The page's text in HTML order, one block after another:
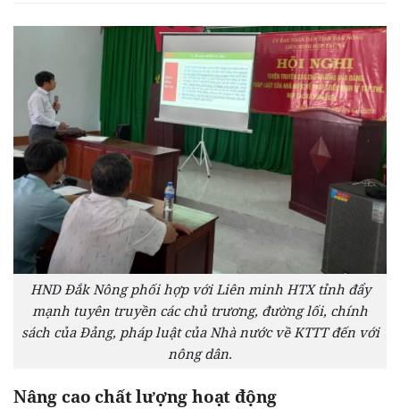
HND Đắk Nông phối hợp với Liên minh HTX tỉnh đẩy
mạnh tuyên truyền các chủ trương, đường lối, chính
sách của Đảng, pháp luật của Nhà nước về KTTT đến với
nông dân.
Nâng cao chất lượng hoạt động